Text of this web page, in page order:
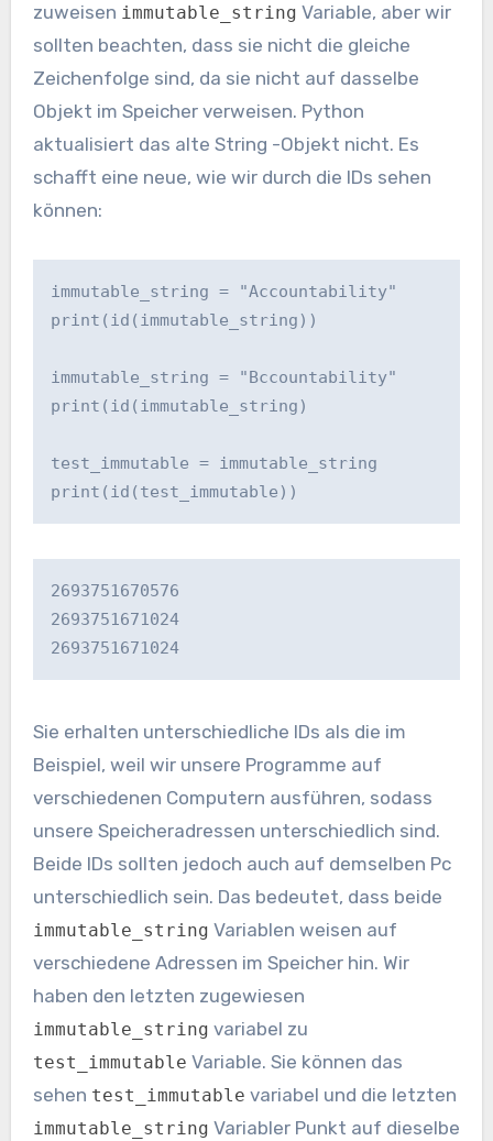
zuweisen immutable_string Variable, aber wir
sollten beachten, dass sie nicht die gleiche
Zeichenfolge sind, da sie nicht auf dasselbe
Objekt im Speicher verweisen. Python
aktualisiert das alte String -Objekt nicht. Es
schafft eine neue, wie wir durch die IDs sehen
können:
immutable_string = "Accountability"
print(id(immutable_string))
immutable_string = "Bccountability"
print(id(immutable_string)
test_immutable = immutable_string
print(id(test_immutable))
2693751670576
2693751671024
2693751671024
Sie erhalten unterschiedliche IDs als die im
Beispiel, weil wir unsere Programme auf
verschiedenen Computern ausführen, sodass
unsere Speicheradressen unterschiedlich sind.
Beide IDs sollten jedoch auch auf demselben Pc
unterschiedlich sein. Das bedeutet, dass beide
immutable_string Variablen weisen auf
verschiedene Adressen im Speicher hin. Wir
haben den letzten zugewiesen
immutable_string variabel zu
test_immutable Variable. Sie können das
sehen test_immutable variabel und die letzten
immutable_string Variabler Punkt auf dieselbe